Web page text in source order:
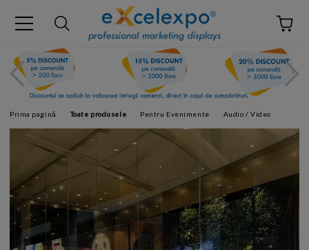
Prima pagină Toate produsele Pentru Evenimente Audio / Video